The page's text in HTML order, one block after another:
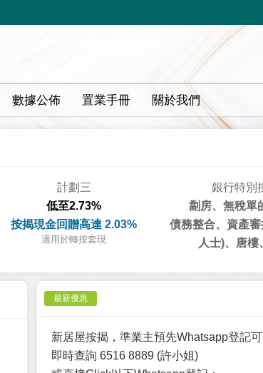
數據公佈 置業手冊 關於我們
計劃三
低至2.73%
按揭現金回贈高達 2.03%
適用於轉按套現
銀行特別
劏房、無稅單
債務整合、資產
人士)、唐樓
最新優惠
新居屋按揭，準業主預先Whatsapp登記可
即時查詢 6516 8889 (許小姐)